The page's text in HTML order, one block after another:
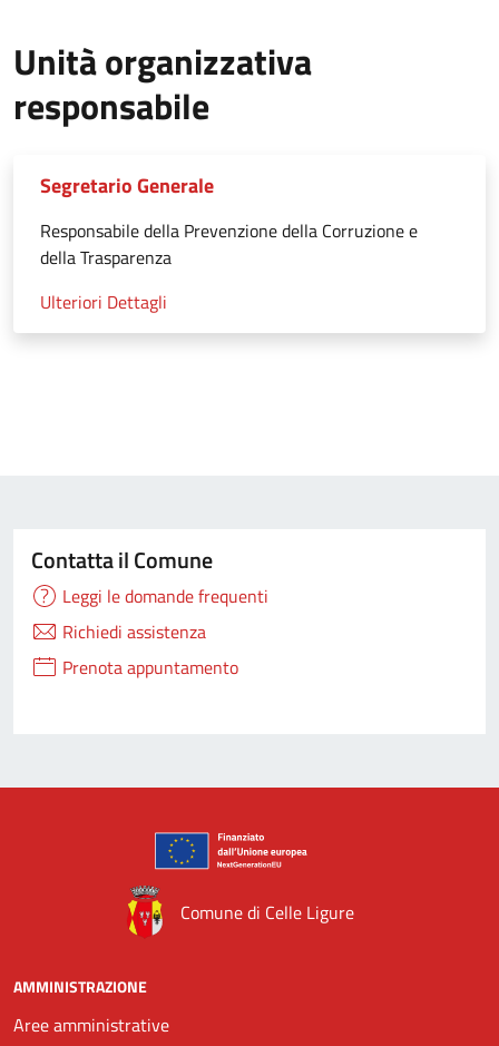
Unità organizzativa
responsabile
Segretario Generale
Responsabile della Prevenzione della Corruzione e
della Trasparenza
Ulteriori Dettagli
Contatta il Comune
Leggi le domande frequenti
Richiedi assistenza
Prenota appuntamento
Comune di Celle Ligure
AMMINISTRAZIONE
Aree amministrative